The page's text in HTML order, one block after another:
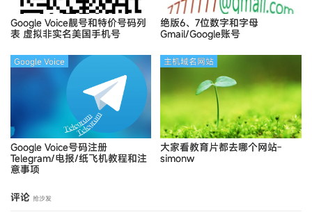
Google Voice靓号和特价号码列
表 虚拟非实名美国手机号
绝版6、7位数字和字母
Gmail/Google账号
Google Voice号码注册
Telegram/电报/纸飞机教程和注
意事项
Google Voice
大家看教育片都去哪个网站-
simonw
主机域名网站
评论 抢沙发